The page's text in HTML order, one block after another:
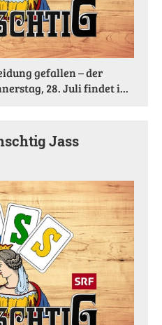
gefallen – der
28. Juli findet i...
Jass